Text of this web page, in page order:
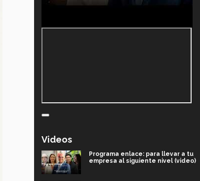
Videos
Programa enlace: para llevar a tu
empresa al siguiente nivel (video)